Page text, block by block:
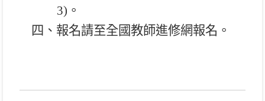
3) 。
四、報名請至全國教師進修網報名。